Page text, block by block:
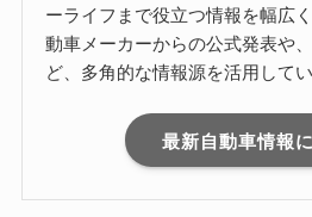
ーライフまで役立つ情報を幅広
動車メーカーからの公式発表や
ど、多角的な情報源を活用してい
最新自動車情報